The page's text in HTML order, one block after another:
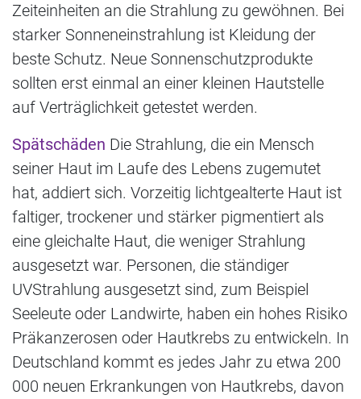
Zeiteinheiten an die Strahlung zu gewöhnen. Bei
starker Sonneneinstrahlung ist Kleidung der
beste Schutz. Neue Sonnenschutzprodukte
sollten erst einmal an einer kleinen Hautstelle
auf Verträglichkeit getestet werden.
Spätschäden Die Strahlung, die ein Mensch
seiner Haut im Laufe des Lebens zugemutet
hat, addiert sich. Vorzeitig lichtgealterte Haut ist
faltiger, trockener und stärker pigmentiert als
eine gleichalte Haut, die weniger Strahlung
ausgesetzt war. Personen, die ständiger
UVStrahlung ausgesetzt sind, zum Beispiel
Seeleute oder Landwirte, haben ein hohes Risiko
Präkanzerosen oder Hautkrebs zu entwickeln. In
Deutschland kommt es jedes Jahr zu etwa 200
000 neuen Erkrankungen von Hautkrebs, davon